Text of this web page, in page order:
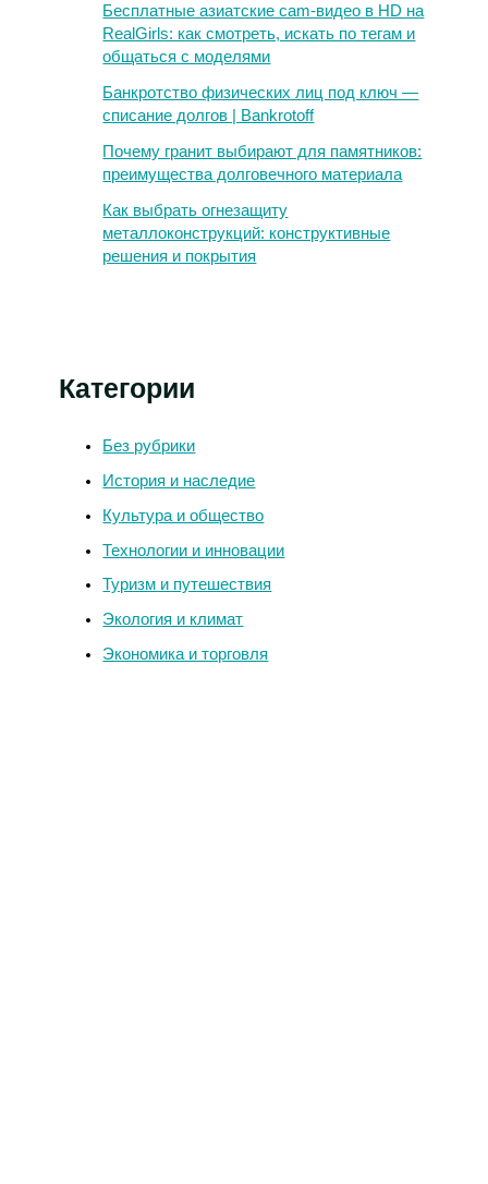
Бесплатные азиатские cam-видео в HD на
RealGirls: как смотреть, искать по тегам и
общаться с моделями
Банкротство физических лиц под ключ —
списание долгов | Bankrotoff
Почему гранит выбирают для памятников:
преимущества долговечного материала
Как выбрать огнезащиту
металлоконструкций: конструктивные
решения и покрытия
Категории
Без рубрики
История и наследие
Культура и общество
Технологии и инновации
Туризм и путешествия
Экология и климат
Экономика и торговля